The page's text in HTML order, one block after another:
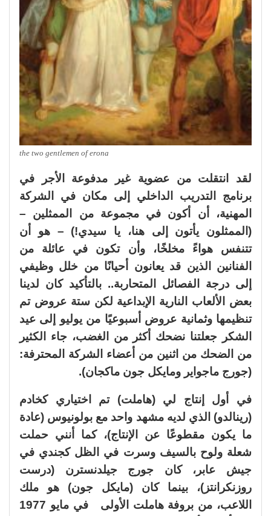
the two gentlemen of erona
لقد انتقلت من عضوية غير مدفوعة الأجر في
برنامج التدريب الداخلي إلى مكان في الشركة
المهنية، أن أكون في مجموعة من الممثلين –
(الممثلون يأتون إلى هنا، يا سيدي!) – هو أن
تتنفس هواءً مخلخًا، وأن تكون في عائلة من
الفنانين الذين قد يعانون أحيانًا من خلل وظيفي
إلى درجة الفصائل المتحاربة.. بالتأكيد كان لدينا
بعض الألعاب النارية الإبداعية لكن ستة عروض تم
تنظيمها وثمانية عروض أسبوعيًا من يوليو إلى عيد
الشكر جعلتنا نضحك أكثر من الغضب، جاء الكثير
من الضحك من اثنين من أعضاء الشركة المحترفة:
(جورج ماجواير ومايكل جون ماكجان).
في أول إنتاج لي (هاملت) تم اختياري كخادم
(رينالدو) الذي لديه مشهد واحد مع بولونيوس (عادة
ما يكون مقطوعًا عن الإنتاج)، كما أنني حملت
شعلة ولوح بالسيف وسرت في الظل كجندي في
جيش عابر، كان جورج جيلدنسترن (درست
روزنكرانتز)، بينما كان (مايكل جون) هو ملك
اللاعب، من بروفة هاملت الأولى في مايو 1977